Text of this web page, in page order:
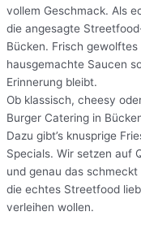
vollem Geschmack. Als
die angesagte
Bücken. Frisch
hausgemachte Saucen
Erinnerung bleibt.
Ob klassisch, cheesy
Burger Catering in
Dazu gibt’s knusprige
Specials. Wir setzen auf
und genau das
die echtes Streetfood
verleihen wollen.